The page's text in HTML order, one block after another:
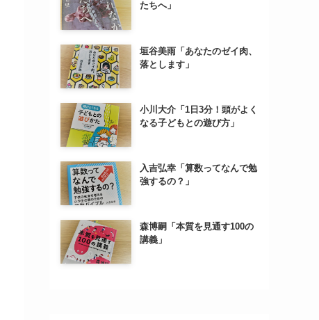
たちへ」
垣谷美雨「あなたのゼイ肉、
落とします」
小川大介「1日3分！頭がよく
なる子どもとの遊び方」
入吉弘幸「算数ってなんで勉
強するの？」
森博嗣「本質を見通す100の
講義」